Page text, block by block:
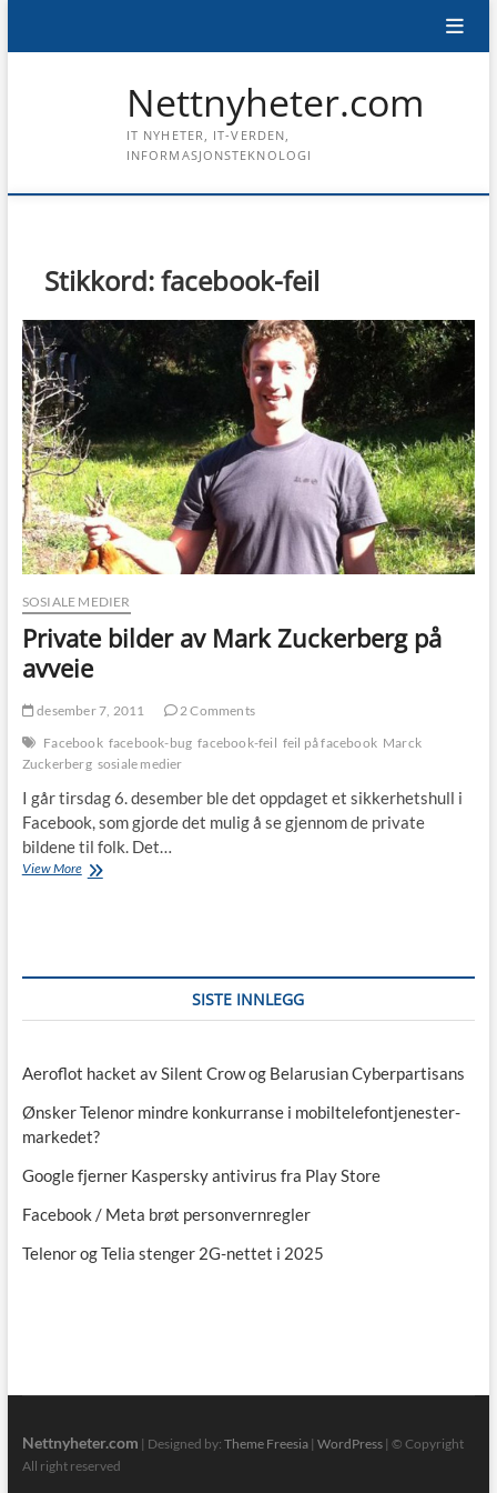
Nettnyheter.com
IT NYHETER, IT-VERDEN,
INFORMASJONSTEKNOLOGI
Stikkord:facebook-feil
SOSIALE MEDIER
Private bilder av Mark Zuckerberg på
avveie
desember 7, 2011
2 Comments
Facebook facebook-bug facebook-feil feil på facebook Marck
Zuckerberg sosiale medier
I går tirsdag 6. desember ble det oppdaget et sikkerhetshull i
Facebook, som gjorde det mulig å se gjennom de private
bildene til folk. Det…
View MorePrivate
SISTE INNLEGG
Aeroflot hacket av Silent Crow og Belarusian Cyberpartisans
Ønsker Telenor mindre konkurranse i mobiltelefontjenester-
markedet?
Google fjerner Kaspersky antivirus fra Play Store
Facebook / Meta brøt personvernregler
Telenor og Telia stenger 2G-nettet i 2025
Nettnyheter.com | Designed by: Theme Freesia| WordPress| © Copyright
All right reserved